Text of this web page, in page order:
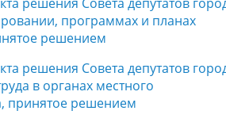
программах и планах
решением
решения Совета депутатов
в органах местного
принятое решением